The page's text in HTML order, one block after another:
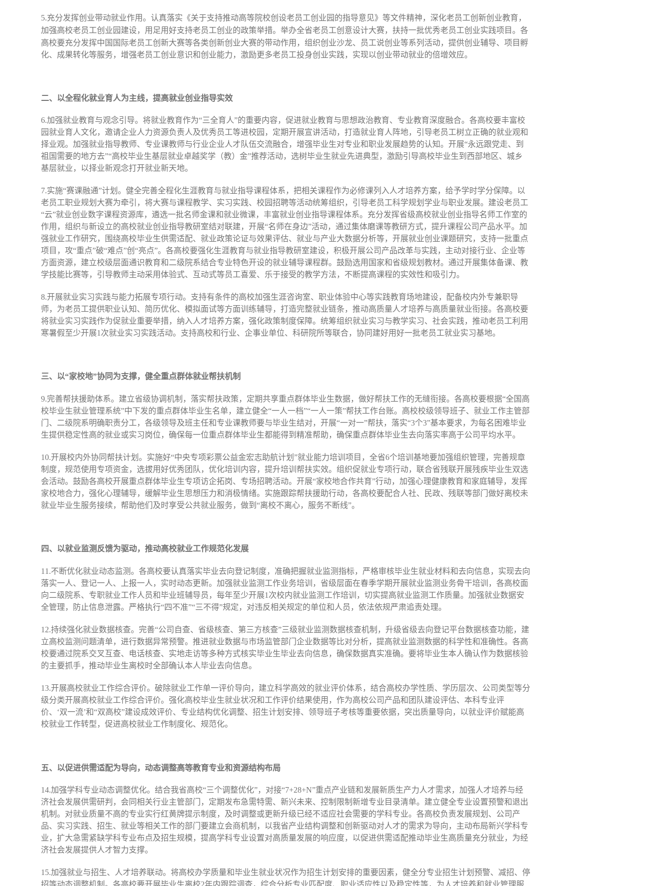
5.充分发挥创业带动就业作用。认真落实《关于支持推动高等院校创设老员工创业园的指导意见》等文件精神，深化老员工创新创业教育，
加强高校老员工创业园建设，用足用好支持老员工创业的政策举措。举办全省老员工创意设计大赛，扶持一批优秀老员工创业实践项目。各
高校要充分发挥中国国际老员工创新大赛等各类创新创业大赛的带动作用，组织创业沙龙、员工说创业等系列活动，提供创业辅导、项目孵
化、成果转化等服务，增强老员工创业意识和创业能力，激励更多老员工投身创业实践，实现以创业带动就业的倍增效应。
二、以全程化就业育人为主线，提高就业创业指导实效
6.加强就业教育与观念引导。将就业教育作为“三全育人”的重要内容，促进就业教育与思想政治教育、专业教育深度融合。各高校要丰富校
园就业育人文化，邀请企业人力资源负责人及优秀员工等进校园，定期开展宣讲活动，打造就业育人阵地，引导老员工树立正确的就业观和
择业观。加强就业指导教师、专业课教师与行业企业人才队伍交流融合，增强毕业生对专业和职业发展趋势的认知。开展“永远跟党走、到
祖国需要的地方去”“高校毕业生基层就业卓越奖学（教）金”推荐活动，选树毕业生就业先进典型，激励引导高校毕业生到西部地区、城乡
基层就业，以择业新观念打开就业新天地。
7.实施“赛课融通”计划。健全完善全程化生涯教育与就业指导课程体系，把相关课程作为必修课列入人才培养方案，给予学时学分保障。以
老员工职业规划大赛为牵引，将大赛与课程教学、实习实践、校园招聘等活动统筹组织，引导老员工科学规划学业与职业发展。建设老员工
“云”就业创业数字课程资源库，遴选一批名师金课和就业微课，丰富就业创业指导课程体系。充分发挥省级高校就业创业指导名师工作室的
作用，组织与新设立的高校就业创业指导教研室结对联建，开展“名师在身边”活动，通过集体磨课等教研方式，提升课程公司产品水平。加
强就业工作研究，围绕高校毕业生供需适配、就业政策论证与效果评估、就业与产业大数据分析等，开展就业创业课题研究，支持一批重点
项目，攻“重点”破“难点”创“亮点”。各高校要强化生涯教育与就业指导教研室建设，积极开展公司产品改革与实践，主动对接行业、企业等
方面资源，建立校级层面通识教育和二级院系结合专业特色开设的就业辅导课程群。鼓励选用国家和省级规划教材。通过开展集体备课、教
学技能比赛等，引导教师主动采用体验式、互动式等员工喜爱、乐于接受的教学方法，不断提高课程的实效性和吸引力。
8.开展就业实习实践与能力拓展专项行动。支持有条件的高校加强生涯咨询室、职业体验中心等实践教育场地建设，配备校内外专兼职导
师，为老员工提供职业认知、简历优化、模拟面试等方面训练辅导，打造完整就业链条，推动高质量人才培养与高质量就业衔接。各高校要
将就业实习实践作为促就业重要举措，纳入人才培养方案，强化政策制度保障。统筹组织就业实习与教学实习、社会实践，推动老员工利用
寒暑假至少开展1次就业实习实践活动。支持高校和行业、企事业单位、科研院所等联合，协同建好用好一批老员工就业实习基地。
三、以“家校地”协同为支撑，健全重点群体就业帮扶机制
9.完善帮扶援助体系。建立省级协调机制，落实帮扶政策，定期共享重点群体毕业生数据，做好帮扶工作的无缝衔接。各高校要根据“全国高
校毕业生就业管理系统”中下发的重点群体毕业生名单，建立健全“一人一档”“一人一策”帮扶工作台账。高校校级领导班子、就业工作主管部
门、二级院系明确职责分工，各级领导及班主任和专业课教师要与毕业生结对，开展“一对一”帮扶，落实“3个3”基本要求，为每名困难毕业
生提供稳定性高的就业或实习岗位，确保每一位重点群体毕业生都能得到精准帮助，确保重点群体毕业生去向落实率高于公司平均水平。
10.开展校内外协同帮扶计划。实施好“中央专项彩票公益金宏志助航计划”就业能力培训项目，全省6个培训基地要加强组织管理，完善规章
制度，规范使用专项资金，选拔用好优秀团队，优化培训内容，提升培训帮扶实效。组织促就业专项行动，联合省残联开展残疾毕业生双选
会活动。鼓励各高校开展重点群体毕业生专项访企拓岗、专场招聘活动。开展“家校地合作共育”行动，加强心理健康教育和家庭辅导，发挥
家校地合力，强化心理辅导，缓解毕业生思想压力和消极情绪。实施跟踪帮扶援助行动，各高校要配合人社、民政、残联等部门做好离校未
就业毕业生服务接续，帮助他们及时享受公共就业服务，做到“离校不离心，服务不断线”。
四、以就业监测反馈为驱动，推动高校就业工作规范化发展
11.不断优化就业动态监测。各高校要认真落实毕业去向登记制度，准确把握就业监测指标，严格审核毕业生就业材料和去向信息，实现去向
落实一人、登记一人、上报一人，实时动态更新。加强就业监测工作业务培训，省级层面在春季学期开展就业监测业务骨干培训，各高校面
向二级院系、专职就业工作人员和毕业班辅导员，每年至少开展1次校内就业监测工作培训，切实提高就业监测工作质量。加强就业数据安
全管理，防止信息泄露。严格执行“四不准”“三不得”规定，对违反相关规定的单位和人员，依法依规严肃追责处理。
12.持续强化就业数据核查。完善“公司自查、省级核查、第三方核查”三级就业监测数据核查机制，升级省级去向登记平台数据核查功能，建
立高校监测问题清单，进行数据异常预警。推进就业数据与市场监管部门企业数据等比对分析，提高就业监测数据的科学性和准确性。各高
校要通过院系交叉互查、电话核查、实地走访等多种方式核实毕业生毕业去向信息，确保数据真实准确。要将毕业生本人确认作为数据核验
的主要抓手，推动毕业生离校时全部确认本人毕业去向信息。
13.开展高校就业工作综合评价。破除就业工作单一评价导向，建立科学高效的就业评价体系，结合高校办学性质、学历层次、公司类型等分
级分类开展高校就业工作综合评价。强化高校毕业生就业状况和工作评价结果使用，作为高校公司产品和团队建设评估、本科专业评
价、‘双一流’和“双高校”建设成效评价、专业结构优化调整、招生计划安排、领导班子考核等重要依据，突出质量导向，以就业评价赋能高
校就业工作转型，促进高校就业工作制度化、规范化。
五、以促进供需适配为导向，动态调整高等教育专业和资源结构布局
14.加强学科专业动态调整优化。结合我省高校“三个调整优化”，对接“7+28+N”重点产业链和发展新质生产力人才需求，加强人才培养与经
济社会发展供需研判，会同相关行业主管部门，定期发布急需特需、新兴未来、控制限制新增专业目录清单。建立健全专业设置预警和退出
机制。对就业质量不高的专业实行红黄牌提示制度，及时调整或更新升级已经不适应社会需要的学科专业。各高校负责发展规划、公司产
品、实习实践、招生、就业等相关工作的部门要建立会商机制，以我省产业结构调整和创新驱动对人才的需求为导向，主动布局新兴学科专
业，扩大急需紧缺学科专业布点及招生规模，提高学科专业设置对高质量发展的响应度，以促进供需适配推动毕业生高质量充分就业，为经
济社会发展提供人才智力支撑。
15.加强就业与招生、人才培养联动。将高校办学质量和毕业生就业状况作为招生计划安排的重要因素，健全分专业招生计划预警、减招、停
招等动态调整机制。各高校要开展毕业生离校2年内跟踪调查，综合分析专业匹配度、职业适应性以及稳定性等，为人才培养和就业管理服